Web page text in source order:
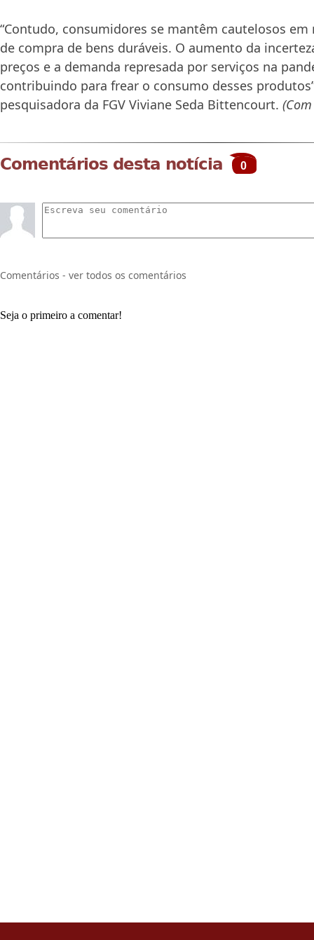
“Contudo, consumidores se mantêm cautelosos em
de compra de bens duráveis. O aumento da
preços e a demanda represada por serviços na
contribuindo para frear o consumo desses
pesquisadora da FGV Viviane Seda Bittencourt.
Comentários desta notícia 0
Comentários - ver todos os comentários
Seja o primeiro a comentar!